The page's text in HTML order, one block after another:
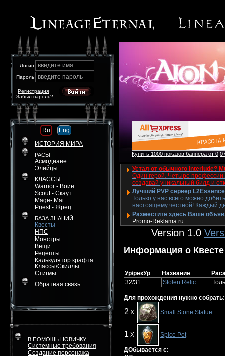
Логин введите имя
Пароль введите пароль
Забыл пароль?
Регистрация
Ru
Eng
ИСТОРИЯ МИРА
РАСЫ
Асмодиане
Элийцы
КЛАССЫ
Warrior - Воин
Scout - Скаут
Mage- Маг
Priest - Жрец
БАЗА ЗНАНИЙ
Квесты
НПС
Монстры
Вещи
Рецепты
Калькулятор крафта
Классы/Скиллы
Стигмы
Обратная связь
В ПОМОЩЬ НОВИЧКУ
Системные требования
Создание персонажа
Купить 1000 показов баннера от
Устал от обычного Interlude?
Один герой. Четыре
создавай уникальный билд и
Лучший PVP сервер
Только у нас всего можно
настоящему честной! Каждый
Разместите здесь Ваше
Promo-Reklama.ru
Version 1.0
Информация о Квесте
Ур/рекУр Название
32/31
Stolen Relic
Для прохождения нужно собрать:
2 X Small Stone Statue
1 X Spice Pot
ДОбывается с: